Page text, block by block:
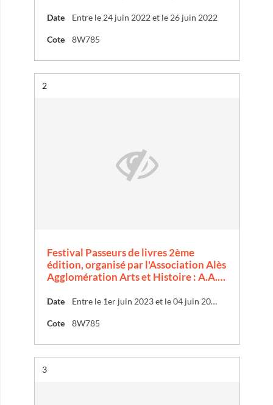
Date Entre le 24 juin 2022 et le 26 juin 2022
Cote 8W785
Résultat n°
2
Festival Passeurs de livres 2ème
édition, organisé par l'Association Alès
Agglomération Arts et Histoire : A.A.…
Date Entre le 1er juin 2023 et le 04 juin 2023
Cote 8W785
Résultat n°
3